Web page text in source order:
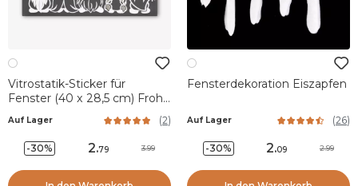
Vitrostatik-Sticker für
Fenster (40 x 28,5 cm) Frohe
Auf Lager (2)
-30% 2.79 3.99
Fensterdekoration Eiszapfen
Auf Lager (26)
-30% 2.09 2.99